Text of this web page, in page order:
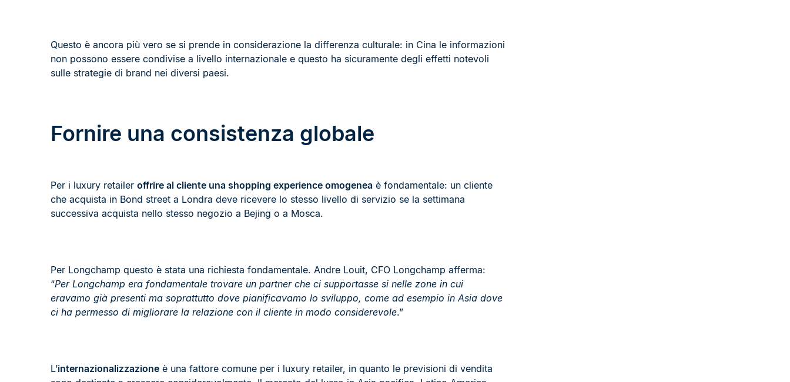
Questo è ancora più vero se si prende in considerazione la differenza culturale: in Cina le informazioni
non possono essere condivise a livello internazionale e questo ha sicuramente degli effetti notevoli
sulle strategie di brand nei diversi paesi.
Fornire una consistenza globale
Per i luxury retailer offrire al cliente una shopping experience omogenea è fondamentale: un cliente
che acquista in Bond street a Londra deve ricevere lo stesso livello di servizio se la settimana
successiva acquista nello stesso negozio a Bejing o a Mosca.
Per Longchamp questo è stata una richiesta fondamentale. Andre Louit, CFO Longchamp afferma:
“Per Longchamp era fondamentale trovare un partner che ci supportasse si nelle zone in cui
eravamo già presenti ma soprattutto dove pianificavamo lo sviluppo, come ad esempio in Asia dove
ci ha permesso di migliorare la relazione con il cliente in modo considerevole.”
L’internazionalizzazione è una fattore comune per i luxury retailer, in quanto le previsioni di vendita